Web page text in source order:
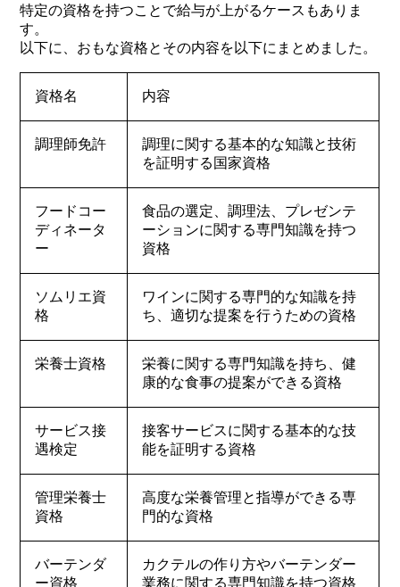
特定の資格を持つことで給与が上がるケースもありま
す。
以下に、おもな資格とその内容を以下にまとめました。
資格名 内容
調理師免許
調理に関する基本的な知識と技術
を証明する国家資格
フードコー
ディネータ
ー
食品の選定、調理法、プレゼンテ
ーションに関する専門知識を持つ
資格
ソムリエ資
格
ワインに関する専門的な知識を持
ち、適切な提案を行うための資格
栄養士資格
栄養に関する専門知識を持ち、健
康的な食事の提案ができる資格
サービス接
遇検定
接客サービスに関する基本的な技
能を証明する資格
管理栄養士
資格
高度な栄養管理と指導ができる専
門的な資格
バーテンダ
ー資格
カクテルの作り方やバーテンダー
業務に関する専門知識を持つ資格